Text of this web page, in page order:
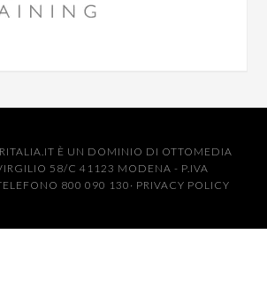
È UN DOMINIO DI OTTOMEDIA
58/C 41123 MODENA - P.IVA
800 090 130· PRIVACY POLICY